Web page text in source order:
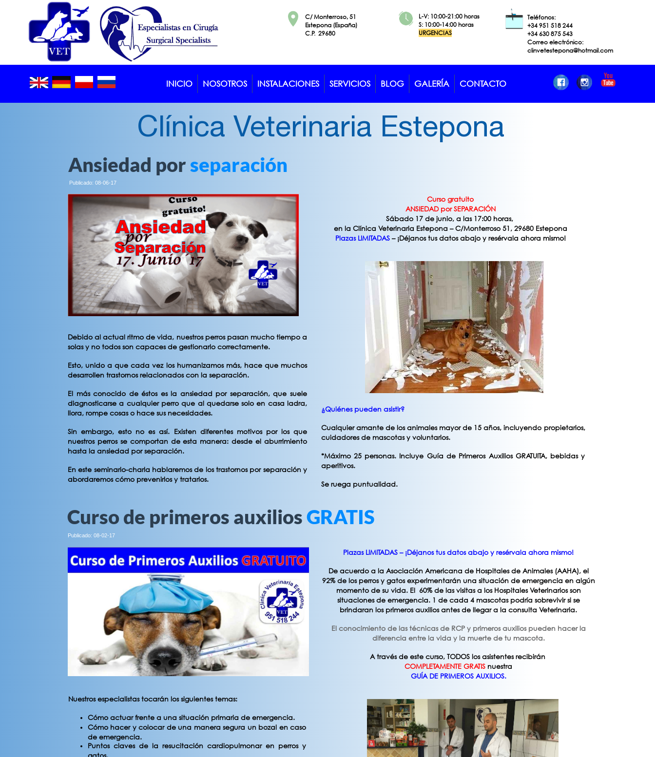
Teléfonos:
+34 951 518244
+34 630 875 543
Correo electrónico:
clinvetestepona@hotmail.com
L-V: 10:00-21:00 horas
S: 10:00-14:00 horas
URGENCIAS
C/ Monterroso, 51
Estepona (España)
​​​​​​​C.P. 29680
Publicado: 08-06-17
Plazas LIMITADAS – ¡Déjanos tus datos abajo y resérvala ahora mismo!
De acuerdo a la Asociación Americana de Hospitales de Animales (AAHA), el
92% de los perros y gatos experimentarán una situación de emergencia en algún
momento de su vida. El 60% de las visitas a los Hospitales Veterinarios son
situaciones de emergencia. 1 de cada 4 mascotas podría sobrevivir si se
brindaran los primeros auxilios antes de llegar a la consulta Veterinaria.
El conocimiento de las técnicas de RCP y primeros auxilios pueden hacer la
diferencia entre la vida y la muerte de tu mascota.
A través de este curso, TODOS los asistentes recibirán
COMPLETAMENTE GRATIS nuestra
GUÍA DE PRIMEROS AUXILIOS.
Curso gratuito
ANSIEDAD por SEPARACIÓN
Sábado 17 de junio, a las 17:00 horas,
en la Clínica Veterinaria Estepona – C/Monterroso 51, 29680 Estepona
Plazas LIMITADAS– ¡Déjanos tus datos abajo y resérvala ahora mismo!
Publicado: 08-02-17
Nuestros especialistas tocarán los siguientes temas:
Cómo actuar frente a una situación primaria de emergencia.
Cómo hacer y colocar de una manera segura un bozal en caso
de emergencia.
Puntos claves de la resucitación cardiopulmonar en perros y
gatos.
Debido al actual ritmo de vida, nuestros perros pasan mucho tiempo a
solas y no todos son capaces de gestionarlo correctamente.
Esto, unido a que cada vez los humanizamos más, hace que muchos
desarrollen trastornos relacionados con la separación.
El más conocido de éstos es la ansiedad por separación, que suele
diagnosticarse a cualquier perro que al quedarse solo en casa ladra,
llora, rompe cosas o hace sus necesidades.
Sin embargo, esto no es así. Existen diferentes motivos por los que
nuestros perros se comportan de esta manera: desde el aburrimiento
hasta la ansiedad por separación.
En este seminario-charla hablaremos de los trastornos por separación y
abordaremos cómo prevenirlos y tratarlos.
¿Quiénes pueden asistir?
Cualquier amante de los animales mayor de 15 años, incluyendo propietarios,
cuidadores de mascotas y voluntarios.
*Máximo 25 personas. Incluye Guía de Primeros Auxilios GRATUITA, bebidas y
aperitivos.
Se ruega puntualidad.
Curso de primeros auxiliosGRATIS
Ansiedad porseparación
INICIO NOSOTROS INSTALACIONES SERVICIOS BLOG GALERÍA CONTACTO
Clínica Veterinaria Estepona